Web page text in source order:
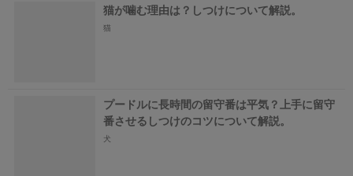
猫が噛む理由は？しつけについて解説。
猫
プードルに長時間の留守番は平気？上手に留守
番させるしつけのコツについて解説。
犬